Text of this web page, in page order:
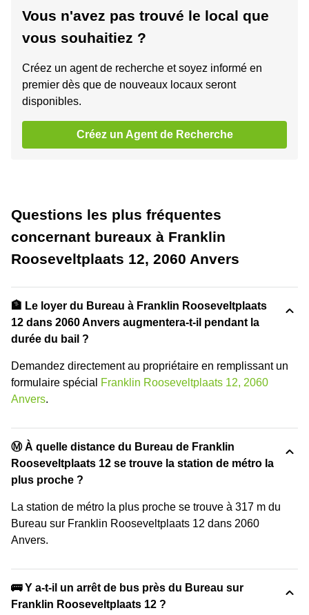
Vous n'avez pas trouvé le local que
vous souhaitiez ?
Créez un agent de recherche et soyez informé en
premier dès que de nouveaux locaux seront
disponibles.
Créez un Agent de Recherche
Questions les plus fréquentes
concernant bureaux à Franklin
Rooseveltplaats 12, 2060 Anvers
🏦 Le loyer du Bureau à Franklin Rooseveltplaats
12 dans 2060 Anvers augmentera-t-il pendant la
durée du bail ?
Demandez directement au propriétaire en remplissant un
formulaire spécial
Franklin Rooseveltplaats 12, 2060
Anvers.
Ⓜ️ À quelle distance du Bureau de Franklin
Rooseveltplaats 12 se trouve la station de métro la
plus proche ?
La station de métro la plus proche se trouve à 317 m du
Bureau sur Franklin Rooseveltplaats 12 dans 2060
Anvers.
🚌 Y a-t-il un arrêt de bus près du Bureau sur
Franklin Rooseveltplaats 12 ?